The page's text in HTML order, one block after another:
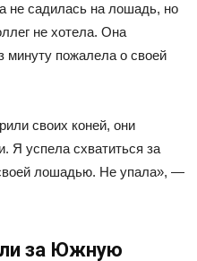
не садилась на лошадь, но
не хотела. Она
минуту пожалела о своей
своих коней, они
Я успела схватиться за
лошадью. Не упала», —
за Южную